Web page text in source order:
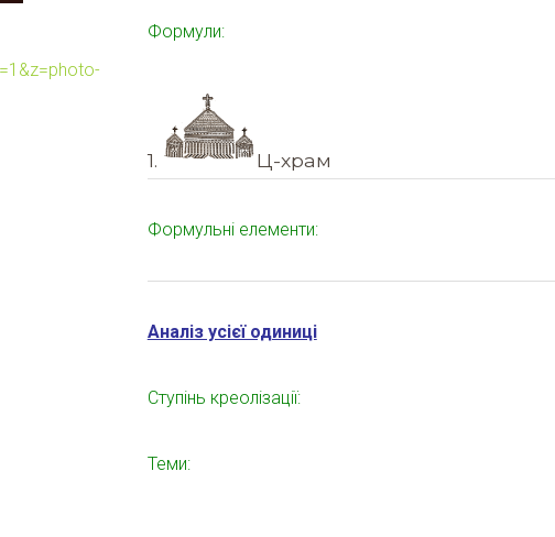
Формули:
1. Ц-храм
Формульні елементи:
Аналіз усієї одиниці
Ступінь креолізації:
Теми: